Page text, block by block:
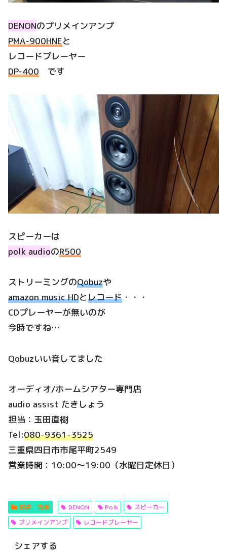
DENONのプリメインアンプ
PMA-900HNEと
レコードプレーヤー
DP-400 です
スピーカーは
polk audioのR500
ストリーミングのQobuzや
amazon music HDとレコード ・・・
CDプレーヤーが無いのが
今時ですね…
Qobuzいい音してました
オーディオ/ホームシアター専門店
audio assist たきしょう
担当：玉田直樹
Tel:080-9361-3525
三重県四日市市尾平町2549
営業時間：10:00～19:00（水曜日定休日）
配達 設置 DENON Polk
スピーカー
プリメインアンプ
レコードプレーヤー
シェアする